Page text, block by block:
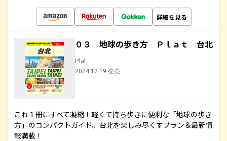
詳細を見る
０３ 地球の歩き方 Ｐｌａｔ 台北
Plat
2024.12.19 発売
これ１冊にすべて凝縮！軽くて持ち歩きに便利な「地球の歩き
方」のコンパクトガイド。台北を楽しみ尽くすプラン＆最新情
報満載！